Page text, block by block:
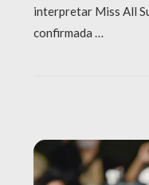
interpretar Miss All
confirmada …